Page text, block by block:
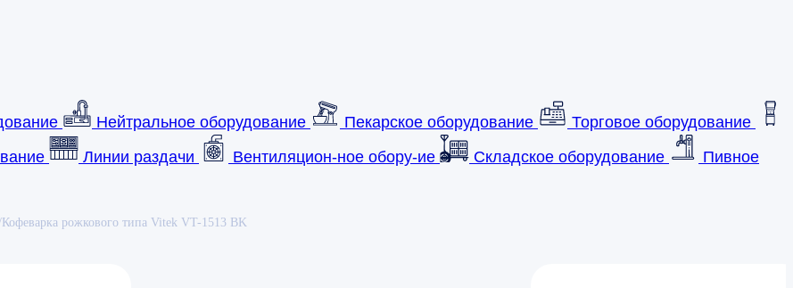
Нейтральное оборудование Пекарское оборудование
Торговое оборудование
Линии раздачи Вентиляцион-ное обору-ие Складское оборудование
Пивное
Кофеварка рожкового типа Vitek VT-1513 BK